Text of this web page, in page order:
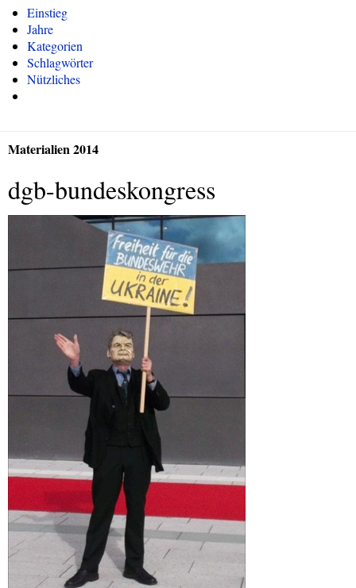
Einstieg
Jahre
Kategorien
Schlagwörter
Nützliches
Materialien 2014
dgb-bundeskongress